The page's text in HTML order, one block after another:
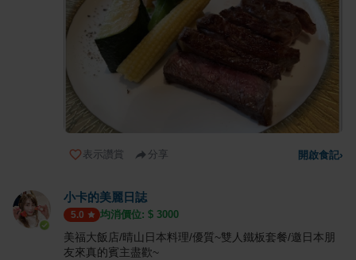
表示讚賞 分享 開啟食記›
小卡的美麗日誌
5.0 均消價位: $ 3000
美福大飯店/晴山日本料理/優質~雙人鐵板套餐/邀日本朋
友來真的賓主盡歡~